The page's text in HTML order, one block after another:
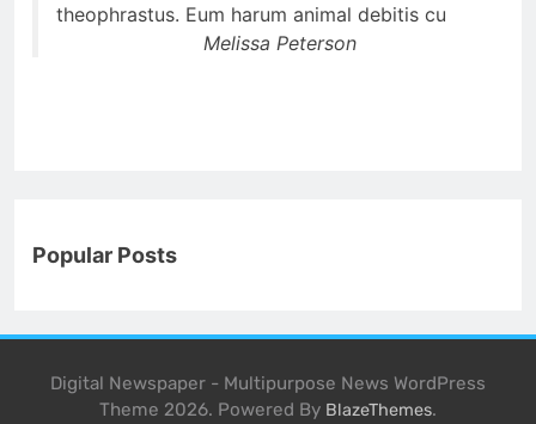
theophrastus. Eum harum animal debitis cu
Melissa Peterson
Popular Posts
Digital Newspaper - Multipurpose News WordPress
Theme 2026. Powered By BlazeThemes.